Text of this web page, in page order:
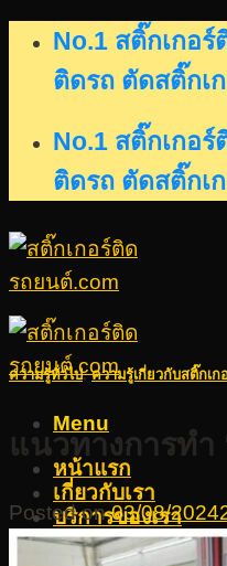
content
No.1 สติ๊กเกอ
ติดรถ ตัดสติ๊กเ
No.1 สติ๊กเกอ
ติดรถ ตัดสติ๊กเ
Menu
หน้าแรก
เกี่ยวกับเรา
บริการของเรา
สติ๊กเกอร์ติด
ความรู้ทั่วไป,ความรู้เกี่ยวกับสติ๊กเก
แนวทางการทำ
Posted on03/08/2024